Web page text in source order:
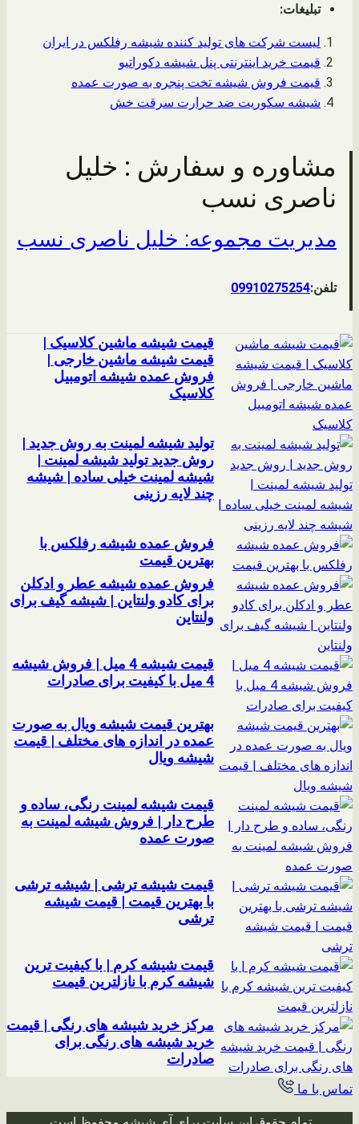
تبلیغات:
لیست شرکت های تولید کننده شیشه رفلکس در ایران
قیمت خرید اینترنتی پنل شیشه دکوراتیو
قیمت فروش شیشه تخت پنجره به صورت عمده
شیشه سکوریت ضد حرارت سرقت خش
مشاوره و سفارش : خلیل
ناصری نسب
مدیریت مجموعه: خلیل ناصری نسب
تلفن:09910275254
قیمت شیشه ماشین کلاسیک |
قیمت شیشه ماشین خارجی |
فروش عمده شیشه اتومبیل
کلاسیک
تولید شیشه لمینت به روش جدید |
روش جدید تولید شیشه لمینت |
شیشه لمینت خیلی ساده | شیشه
چند لایه رزینی
فروش عمده شیشه رفلکس با
بهترین قیمت
فروش عمده شیشه عطر و ادکلن
برای کادو ولنتاین | شیشه گیف برای
ولنتاین
قیمت شیشه 4 میل | فروش شیشه
4 میل با کیفیت برای صادرات
بهترین قیمت شیشه ویال به صورت
عمده در اندازه های مختلف | قیمت
شیشه ویال
قیمت شیشه لمینت رنگی، ساده و
طرح دار | فروش شیشه لمینت به
صورت عمده
قیمت شیشه ترشی | شیشه ترشی
با بهترین قیمت | قیمت شیشه
ترشی
قیمت شیشه کرم | با کیفیت ترین
شیشه کرم با نازلترین قیمت
مرکز خرید شیشه های رنگی | قیمت
خرید شیشه های رنگی برای
صادرات
تماس با ما